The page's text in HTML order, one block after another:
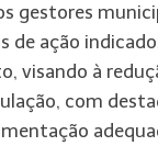
gestores
de ação
visando à
com